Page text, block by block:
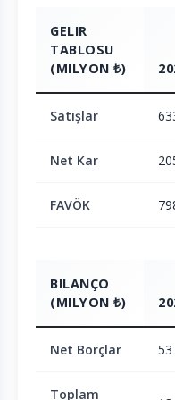
GELIR
TABLOSU
(MILYON ₺)
Satışlar
Net Kar
FAVÖK
BILANÇO
(MILYON ₺)
Net Borçlar
Toplam